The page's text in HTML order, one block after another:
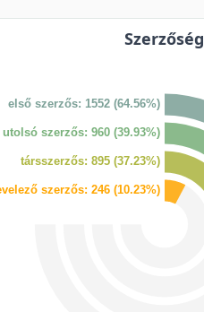
Szerzőség
első szerzős: 1552 (64.56%)
utolsó szerzős: 960 (39.93%)
társszerzős: 895 (37.23%)
szerzős: 246 (10.23%)